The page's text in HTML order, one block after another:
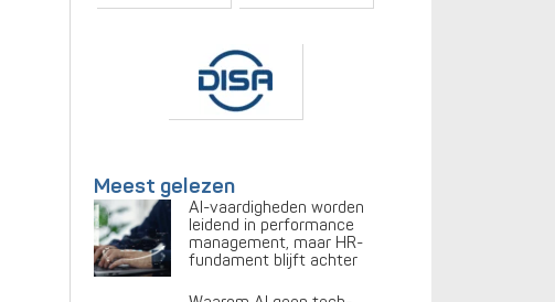
Meest gelezen
AI-vaardigheden worden
leidend in performance
management, maar HR-
fundament blijft achter